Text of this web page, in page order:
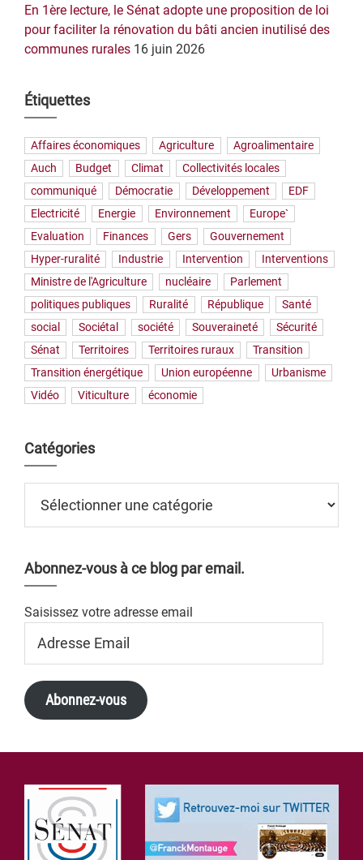
En 1ère lecture, le Sénat adopte une proposition de loi
pour faciliter la rénovation du bâti ancien inutilisé des
communes rurales 16 juin 2026
Étiquettes
Affaires économiques Agriculture
Agroalimentaire
Auch
Budget Climat
Collectivités locales
communiqué
Démocratie Développement
EDF
Electricité
Energie Environnement
Europe`
Evaluation
Finances Gers
Gouvernement
Hyper-ruralité
Industrie Intervention
Interventions
Ministre de l'Agriculture
nucléaire
Parlement
politiques publiques
Ruralité République
Santé
social
Sociétal société Souveraineté
Sécurité
Sénat
Territoires Territoires ruraux
Transition
Transition énergétique
Union européenne
Urbanisme
Vidéo
Viticulture économie
Catégories
Abonnez-vous à ce blog par email.
Saisissez votre adresse email
Email
Abonnez-vous
Footer